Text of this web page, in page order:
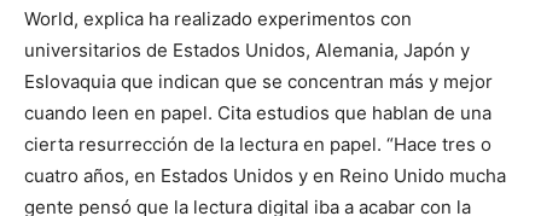
World, explica ha realizado experimentos con
universitarios de Estados Unidos, Alemania, Japón y
Eslovaquia que indican que se concentran más y mejor
cuando leen en papel. Cita estudios que hablan de una
cierta resurrección de la lectura en papel. “Hace tres o
cuatro años, en Estados Unidos y en Reino Unido mucha
gente pensó que la lectura digital iba a acabar con la